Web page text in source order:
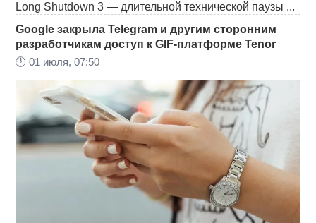
Long Shutdown 3 — длительной технической паузы ...
Google закрыла Telegram и другим сторонним
разработчикам доступ к GIF-платформе Tenor
🕛01 июля, 07:50